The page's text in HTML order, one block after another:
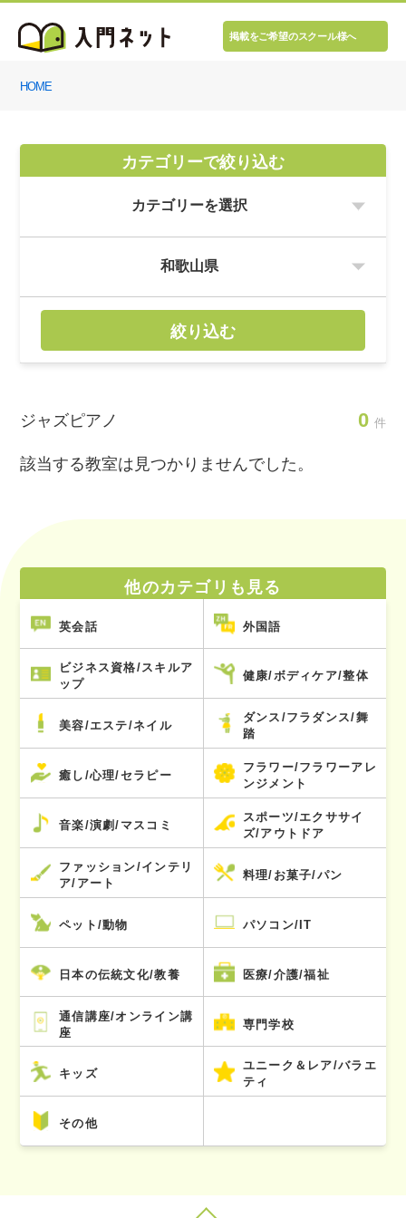
掲載をご希望のスクール様へ
HOME
カテゴリーで絞り込む
絞り込む
ジャズピアノ 0 件
該当する教室は見つかりませんでした。
他のカテゴリも見る
英会話 外国語
ビジネス資格/スキルア
ップ
健康/ボディケア/整体
美容/エステ/ネイル
ダンス/フラダンス/舞
踏
癒し/心理/セラピー
フラワー/フラワーアレ
ンジメント
音楽/演劇/マスコミ
スポーツ/エクササイ
ズ/アウトドア
ファッション/インテリ
ア/アート
料理/お菓子/パン
ペット/動物 パソコン/IT
日本の伝統文化/教養 医療/介護/福祉
通信講座/オンライン講
座
専門学校
キッズ
ユニーク＆レア/バラエ
ティ
その他